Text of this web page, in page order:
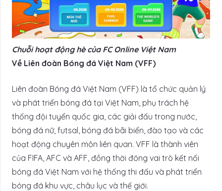
Chuỗi hoạt động hè của FCOnline Việt Nam
Về Liên đoàn Bóng đá Việt Nam (VFF)
Liên đoàn Bóng đá Việt Nam (VFF) là tổ chức quản lý
và phát triển bóng đá tại Việt Nam, phụ trách hệ
thống đội tuyển quốc gia, các giải đấu trong nước,
bóng đá nữ, futsal, bóng đá bãi biển, đào tạo và các
hoạt động chuyên môn liên quan. VFF là thành viên
của FIFA, AFC và AFF, đồng thời đóng vai trò kết nối
bóng đá Việt Nam với hệ thống thi đấu và phát triển
bóng đá khu vực, châu lục và thế giới.